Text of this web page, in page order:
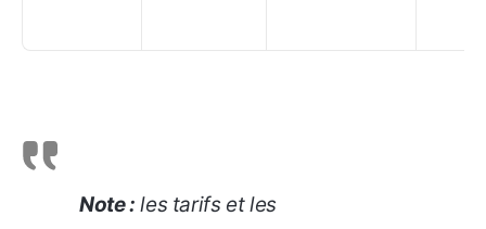
Note : les tarifs et les